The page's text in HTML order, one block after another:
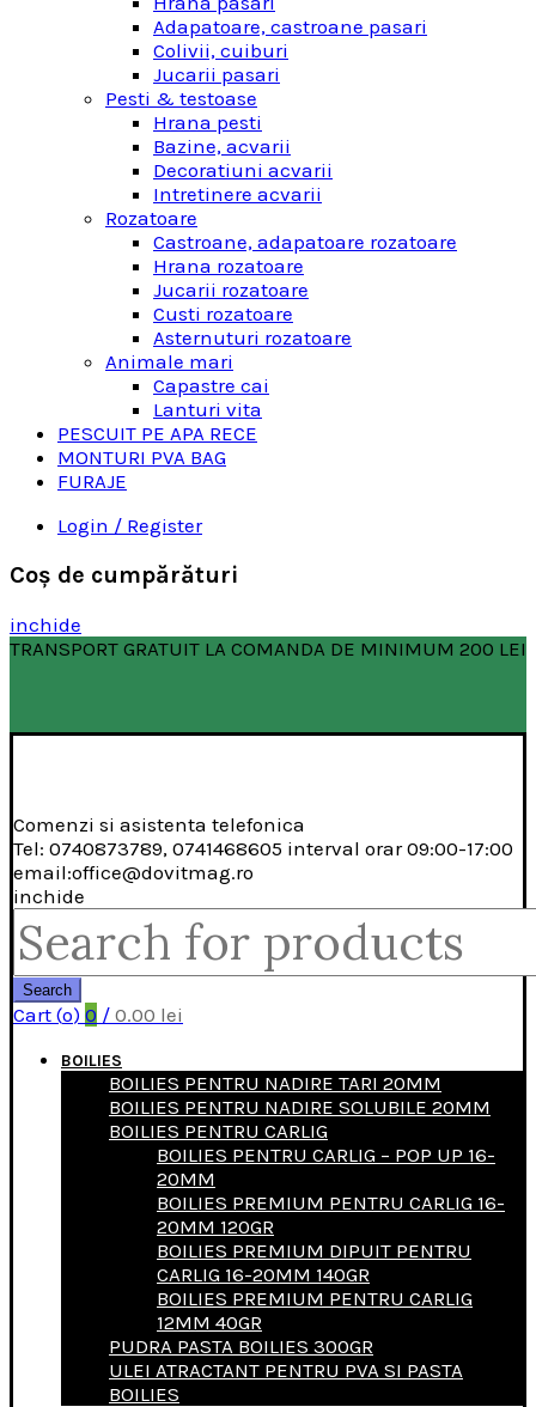
Adapatoare, castroane pasari
Colivii, cuiburi
Jucarii pasari
Pesti & testoase
Hrana pesti
Bazine, acvarii
Decoratiuni acvarii
Intretinere acvarii
Rozatoare
Castroane, adapatoare rozatoare
Hrana rozatoare
Jucarii rozatoare
Custi rozatoare
Asternuturi rozatoare
Animale mari
Capastre cai
Lanturi vita
PESCUIT PE APA RECE
MONTURI PVA BAG
FURAJE
Login / Register
Coş de cumpărături
inchide
TRANSPORT GRATUIT LA COMANDA DE MINIMUM 200 LEI
Comenzi si asistenta telefonica
Tel: 0740873789, 0741468605 interval orar 09:00-17:00
email:office@dovitmag.ro
inchide
Search
for:
Search
Cart (o) 0 / 0.00 lei
BOILIES
BOILIES PENTRU NADIRE TARI 20MM
BOILIES PENTRU NADIRE SOLUBILE 20MM
BOILIES PENTRU CARLIG
BOILIES PENTRU CARLIG – POP UP 16-
20MM
BOILIES PREMIUM PENTRU CARLIG 16-
20MM 120GR
BOILIES PREMIUM DIPUIT PENTRU
CARLIG 16-20MM 140GR
BOILIES PREMIUM PENTRU CARLIG
12MM 40GR
PUDRA PASTA BOILIES 300GR
ULEI ATRACTANT PENTRU PVA SI PASTA
BOILIES